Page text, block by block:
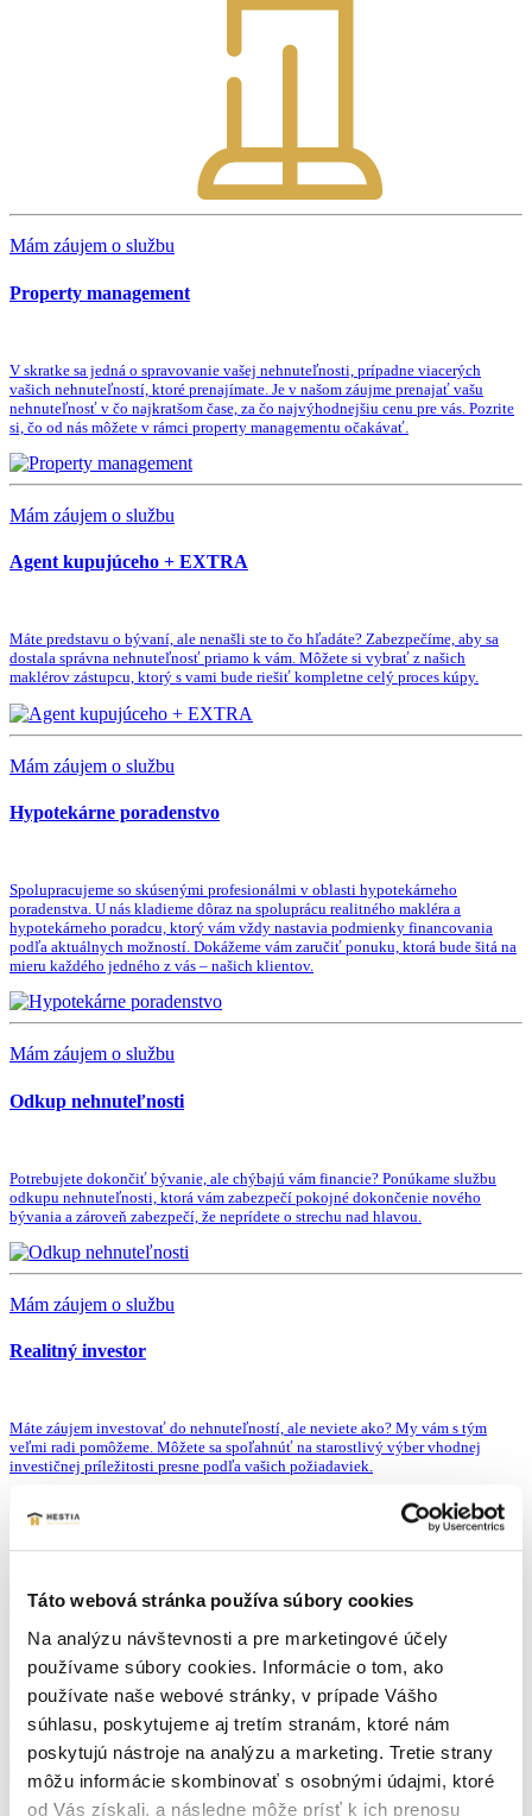
Táto webová stránka používa súbory cookies
Na analýzu návštevnosti a pre marketingové účely
používame súbory cookies. Informácie o tom, ako
používate naše webové stránky, v prípade Vášho
súhlasu, poskytujeme aj tretím stranám, ktoré nám
poskytujú nástroje na analýzu a marketing. Tretie strany
môžu informácie skombinovať s osobnými údajmi, ktoré
od Vás získali, a následne môže prísť k ich prenosu
Mám záujem o službu
Property management
V skratke sa jedná o spravovanie vašej nehnuteľnosti, prípadne viacerých
vašich nehnuteľností, ktoré prenajímate. Je v našom záujme prenajať vašu
nehnuteľnosť v čo najkratšom čase, za čo najvýhodnejšiu cenu pre vás. Pozrite
si, čo od nás môžete v rámci property managementu očakávať.
Mám záujem o službu
Agent kupujúceho + EXTRA
Máte predstavu o bývaní, ale nenašli ste to čo hľadáte? Zabezpečíme, aby sa
dostala správna nehnuteľnosť priamo k vám. Môžete si vybrať z našich
maklérov zástupcu, ktorý s vami bude riešiť kompletne celý proces kúpy.
Mám záujem o službu
Hypotekárne poradenstvo
Spolupracujeme so skúsenými profesionálmi v oblasti hypotekárneho
poradenstva. U nás kladieme dôraz na spoluprácu realitného makléra a
hypotekárneho poradcu, ktorý vám vždy nastavia podmienky financovania
podľa aktuálnych možností. Dokážeme vám zaručiť ponuku, ktorá bude šitá na
mieru každého jedného z vás – našich klientov.
Mám záujem o službu
Odkup nehnuteľnosti
Potrebujete dokončiť bývanie, ale chýbajú vám financie? Ponúkame službu
odkupu nehnuteľnosti, ktorá vám zabezpečí pokojné dokončenie nového
bývania a zároveň zabezpečí, že neprídete o strechu nad hlavou.
Mám záujem o službu
Realitný investor
Máte záujem investovať do nehnuteľností, ale neviete ako? My vám s tým
veľmi radi pomôžeme. Môžete sa spoľahnúť na starostlivý výber vhodnej
investičnej príležitosti presne podľa vašich požiadaviek.
Mám záujem o službu
Výkup ornej pôdy
Zaoberáme sa sprostredkovaním predaja alebo prenájmu poľnohospodárskej
pôdy. Ak vlastníte ornú pôdu a neviete čo s ňou, môžete sa spoľahnúť, že u nás
bude v dobrých rukách. Postaráme sa o jej predaj alebo prenájom – voľba je len
na vás.